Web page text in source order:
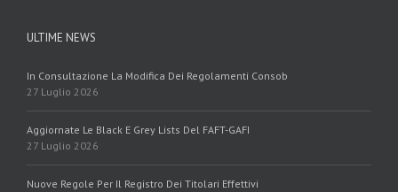
ULTIME NEWS
In Consultazione La Modifica Dei Regolamenti Consob
27 Luglio 2026
Aggiornate Le Black E Grey Lists Del FAFT-GAFI
27 Luglio 2026
Nuove Regole Per Il Registro Dei Titolari Effettivi